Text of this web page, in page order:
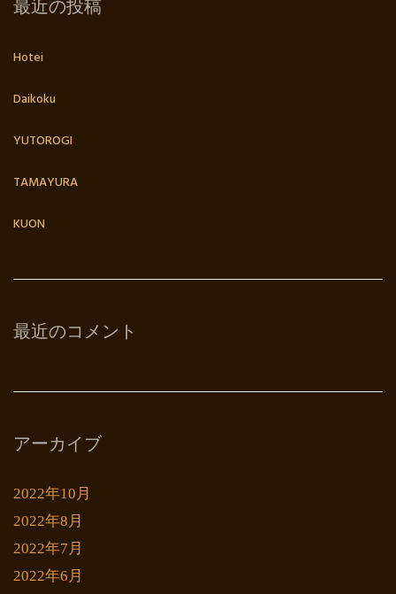
最近の投稿
Hotei
Daikoku
YUTOROGI
TAMAYURA
KUON
最近のコメント
アーカイブ
2022年10月
2022年8月
2022年7月
2022年6月